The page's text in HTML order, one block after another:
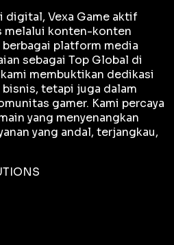
digital, Vexa Game aktif
melalui konten-konten
platform media
sebagai Top Global di
membuktikan dedikasi
tetapi juga dalam
gamer. Kami percaya
yang menyenangkan
yang andal, terjangkau,